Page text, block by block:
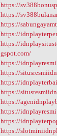
https://
https://
https://
https://
https://
gspot.com/
https://
https://
https://
https://
https://
https://
https://
https://